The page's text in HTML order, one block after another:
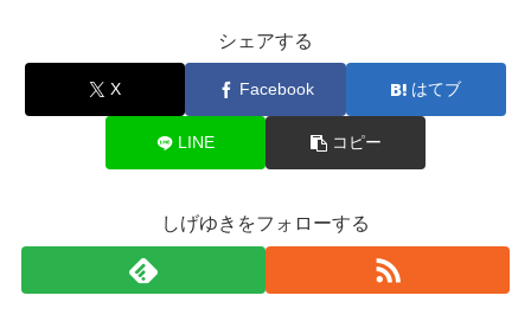
シェアする
X Facebook はてブ
LINE コピー
しげゆきをフォローする